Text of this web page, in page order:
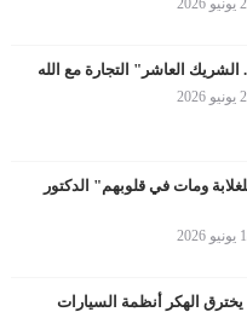
2026
العاشر" التجارة مع الله
2026
ومات في قلوبهم" الدكتور
يخترق الهكر أنظمة السيارات